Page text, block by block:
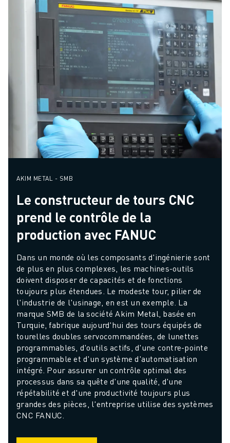
AKIM METAL - SMB
Le constructeur de tours CNC
prend le contrôle de la
production avec FANUC
Dans un monde où les composants d'ingénierie sont
de plus en plus complexes, les machines-outils
doivent disposer de capacités et de fonctions
toujours plus étendues. Le modeste tour, pilier de
l'industrie de l'usinage, en est un exemple. La
marque SMB de la société Akim Metal, basée en
Turquie, fabrique aujourd'hui des tours équipés de
tourelles doubles servocommandées, de lunettes
programmables, d'outils actifs, d'une contre-pointe
programmable et d'un système d'automatisation
intégré. Pour assurer un contrôle optimal des
processus dans sa quête d'une qualité, d'une
répétabilité et d'une productivité toujours plus
grandes des pièces, l'entreprise utilise des systèmes
CNC FANUC.